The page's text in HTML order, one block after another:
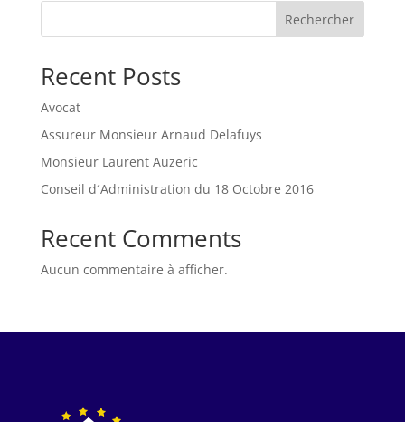
Rechercher
Recent Posts
Avocat
Assureur Monsieur Arnaud Delafuys
Monsieur Laurent Auzeric
Conseil d´Administration du 18 Octobre 2016
Recent Comments
Aucun commentaire à afficher.